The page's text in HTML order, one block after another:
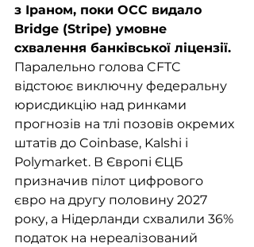
з Іраном, поки OCC видало
Bridge (Stripe) умовне
схвалення банківської ліцензії.
Паралельно голова CFTC
відстоює виключну федеральну
юрисдикцію над ринками
прогнозів на тлі позовів окремих
штатів до Coinbase, Kalshi і
Polymarket. В Європі ЄЦБ
призначив пілот цифрового
євро на другу половину 2027
року, а Нідерланди схвалили 36%
податок на нереалізований